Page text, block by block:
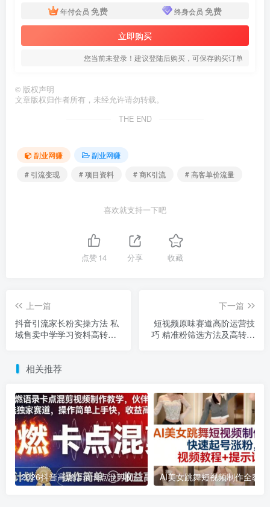
年付会员 免费 终身会员 免费
立即购买
您当前未登录！建议登陆后购买，可保存购买订单
© 版权声明
文章版权归作者所有，未经允许请勿转载。
THE END
副业网赚
副业网赚
# 引流变现
# 项目资料 # 商K引流 # 高客单价流量
喜欢就支持一下吧
点赞14 分享 收藏
上一篇
抖音引流家长粉实操方法 私
域售卖中学学习资料高转化
下一篇
短视频原味赛道高阶运营技
巧 精准粉筛选方法及高转化
相关推荐
2026抖音高燃语录卡点混剪制作教学 伙伴计划低门槛增收教程